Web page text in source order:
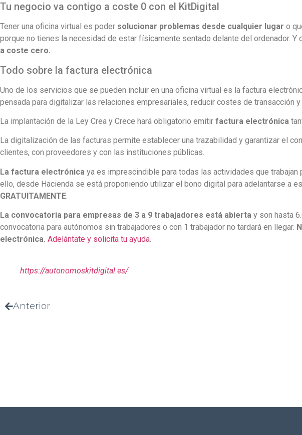
Tu negocio va contigo a coste 0 con el KitDigital
Tener una oficina virtual es poder solucionar problemas desde cualquier lugar o
porque no tienes la necesidad de estar físicamente sentado delante del ordenador. Y
a coste cero.
Todo sobre la factura electrónica
Uno de los servicios que se pueden incluir en una oficina virtual es la factura
pensada para digitalizar las relaciones empresariales, reducir costes de transacción
La implantación de la Ley Crea y Crece hará obligatorio emitir factura electrónica
La digitalización de las facturas permite establecer una trazabilidad y garantizar el
clientes, con proveedores y con las instituciones públicas.
La factura electrónica ya es imprescindible para todas las actividades que
ello, desde Hacienda se está proponiendo utilizar el bono digital para adelantarse a
GRATUITAMENTE.
La convocatoria para empresas de 3 a 9 trabajadores está abierta y son hasta
convocatoria para autónomos sin trabajadores o con 1 trabajador no tardará en llegar.
electrónica. Adelántate y solicita tu ayuda.
https://autonomoskitdigital.es/
Anterior